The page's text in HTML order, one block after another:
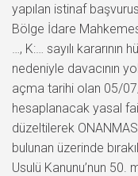
yapılan istinaf
Bölge İdare
…, K:… sayılı kararının
nedeniyle davacının
açma tarihi olan 05/
hesaplanacak yasal
düzeltilerek
bulunan üzerinde
Usulü Kanunu’nun 50.